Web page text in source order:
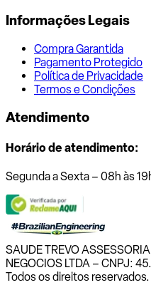
Informações Legais
Compra Garantida
Pagamento Protegido
Política de Privacidade
Termos e Condições
Atendimento
Horário de atendimento:
Segunda a Sexta – 08h às
SAUDE TREVO
NEGOCIOS LTDA – CNPJ:
Todos os direitos reservados.